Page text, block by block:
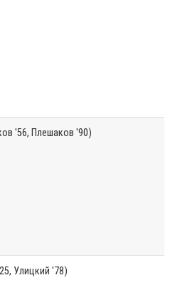
'56, Плешаков '90)
Улицкий '78)